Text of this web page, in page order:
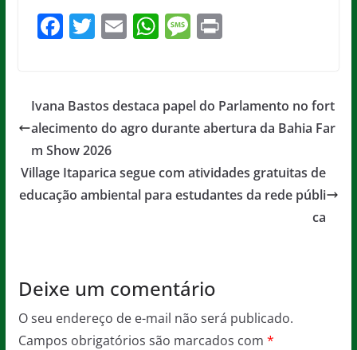
F
e
b
o
o
k
T
er
E
l
W
s
A
p
M
a
g
Pr
Ivana Bastos destaca papel do Parlamento no fort
alecimento do agro durante abertura da Bahia Far
m Show 2026
Village Itaparica segue com atividades gratuitas de
educação ambiental para estudantes da rede públi
ca
Deixe um comentário
O seu endereço de e-mail não será publicado.
Campos obrigatórios são marcados com *